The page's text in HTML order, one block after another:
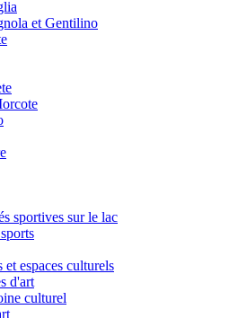
et Gentilino
sportives sur le lac
et espaces culturels
d'art
culturel